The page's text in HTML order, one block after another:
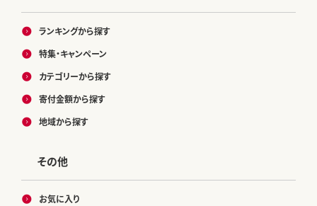
ランキングから探す
特集・キャンペーン
カテゴリーから探す
寄付金額から探す
地域から探す
その他
お気に入り